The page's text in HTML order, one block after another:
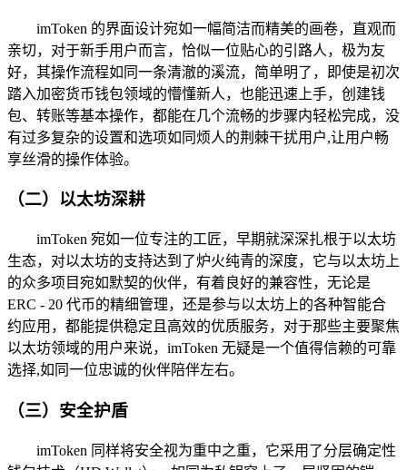
imToken 的界面设计宛如一幅简洁而精美的画卷，直观而
亲切，对于新手用户而言，恰似一位贴心的引路人，极为友
好，其操作流程如同一条清澈的溪流，简单明了，即使是初次
踏入加密货币钱包领域的懵懂新人，也能迅速上手，创建钱
包、转账等基本操作，都能在几个流畅的步骤内轻松完成，没
有过多复杂的设置和选项如同烦人的荆棘干扰用户,让用户畅
享丝滑的操作体验。
（二）以太坊深耕
imToken 宛如一位专注的工匠，早期就深深扎根于以太坊
生态，对以太坊的支持达到了炉火纯青的深度，它与以太坊上
的众多项目宛如默契的伙伴，有着良好的兼容性，无论是
ERC - 20 代币的精细管理，还是参与以太坊上的各种智能合
约应用，都能提供稳定且高效的优质服务，对于那些主要聚焦
以太坊领域的用户来说，imToken 无疑是一个值得信赖的可靠
选择,如同一位忠诚的伙伴陪伴左右。
（三）安全护盾
imToken 同样将安全视为重中之重，它采用了分层确定性